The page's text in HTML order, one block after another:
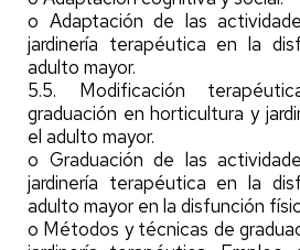
o Adaptación de las
jardinería terapéutica en la
adulto mayor.
5.5. Modificación
graduación en horticultura y
el adulto mayor.
o Graduación de las
jardinería terapéutica en la
adulto mayor en la disfunción
o Métodos y técnicas de